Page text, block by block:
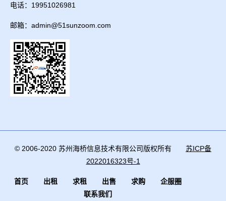
电话：19951026981
邮箱：admin@51sunzoom.com
© 2006-2020 苏州海桥信息技术有限公司版权所有 苏ICP备
2022016323号-1
首页 出租 求租 出售 求购
企服圈
联系我们